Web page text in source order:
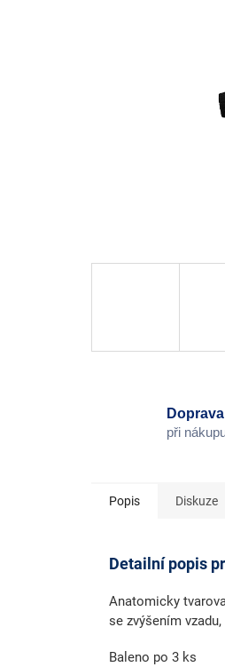
při
Popis Diskuze
Detailní popis
Anatomicky
se zvýšením
Baleno po 3 ks